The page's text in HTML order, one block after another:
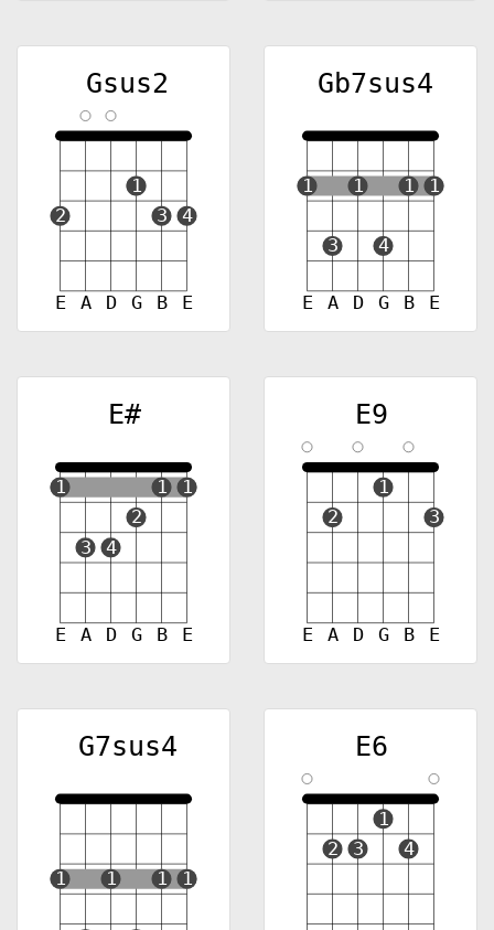
Gsus2
E A D G B E
2
1
3
4
Gb7sus4
E A D G B E
1
3
1
4
1 1
E#
E A D G B E
1
3 4
2
1 1
E9
E A D G B E
2
1
3
G7sus4
1 1 1 1
E6
2 3
1
4